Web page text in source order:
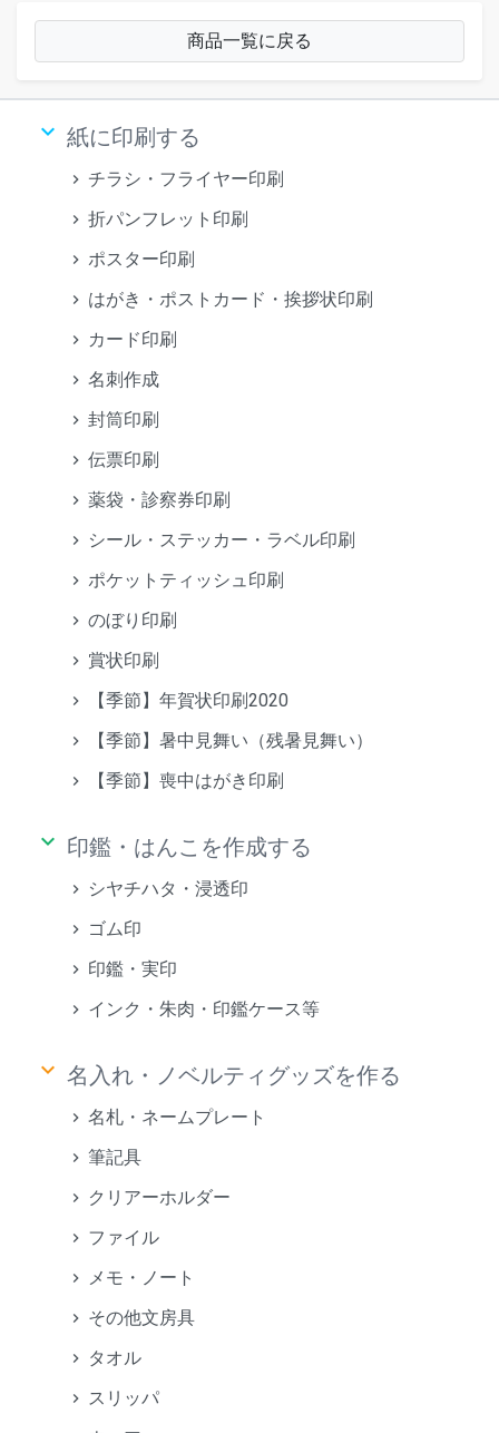
商品一覧に戻る
keyboard_arrow_down 紙に印刷する
チラシ・フライヤー印刷
折パンフレット印刷
ポスター印刷
はがき・ポストカード・挨拶状印刷
カード印刷
名刺作成
封筒印刷
伝票印刷
薬袋・診察券印刷
シール・ステッカー・ラベル印刷
ポケットティッシュ印刷
のぼり印刷
賞状印刷
【季節】年賀状印刷2020
【季節】暑中見舞い（残暑見舞い）
【季節】喪中はがき印刷
keyboard_arrow_down 印鑑・はんこを作成する
シヤチハタ・浸透印
ゴム印
印鑑・実印
インク・朱肉・印鑑ケース等
keyboard_arrow_down 名入れ・ノベルティグッズを作る
名札・ネームプレート
筆記具
クリアーホルダー
ファイル
メモ・ノート
その他文房具
タオル
スリッパ